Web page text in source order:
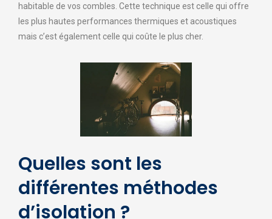
habitable de vos combles. Cette technique est celle qui offre
les plus hautes performances thermiques et acoustiques
mais c’est également celle qui coûte le plus cher.
Quelles sont les
différentes méthodes
d’isolation ?